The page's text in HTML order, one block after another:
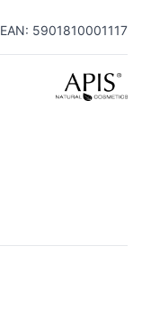
EAN: 5901810001117